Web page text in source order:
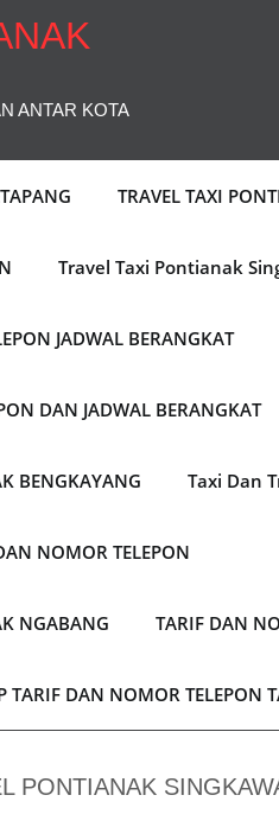
ANTAR KOTA
TRAVEL TAXI
Travel Taxi Pontianak
JADWAL BERANGKAT
DAN JADWAL BERANGKAT
BENGKAYANG Taxi Dan
NOMOR TELEPON
NGABANG TARIF DAN
TARIF DAN NOMOR TELEPON
PONTIANAK